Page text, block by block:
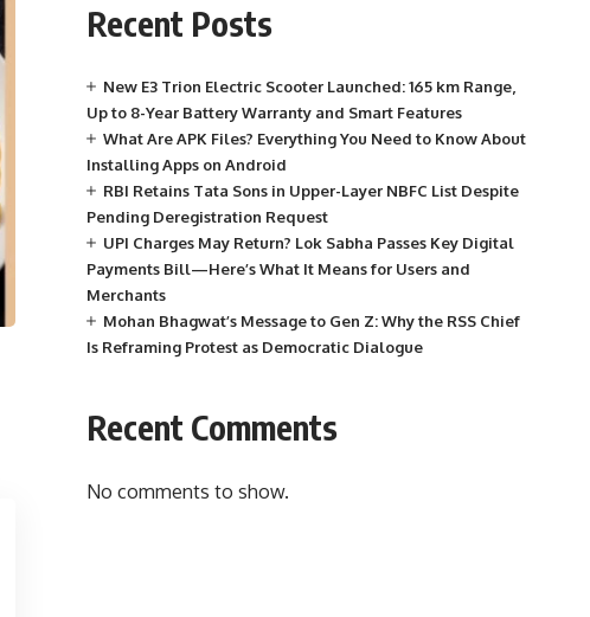
Recent Posts
New E3 Trion Electric Scooter Launched: 165 km Range,
Up to 8-Year Battery Warranty and Smart Features
What Are APK Files? Everything You Need to Know About
Installing Apps on Android
RBI Retains Tata Sons in Upper-Layer NBFC List Despite
Pending Deregistration Request
UPI Charges May Return? Lok Sabha Passes Key Digital
Payments Bill—Here’s What It Means for Users and
Merchants
Mohan Bhagwat’s Message to Gen Z: Why the RSS Chief
Is Reframing Protest as Democratic Dialogue
Recent Comments
No comments to show.